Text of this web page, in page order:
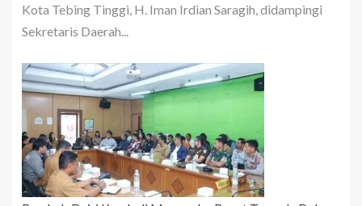
Kota Tebing Tinggi, H. Iman Irdian Saragih, didampingi
Sekretaris Daerah...